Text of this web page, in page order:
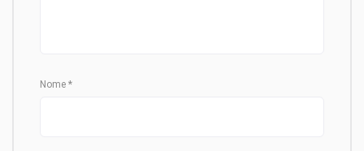
Nome *